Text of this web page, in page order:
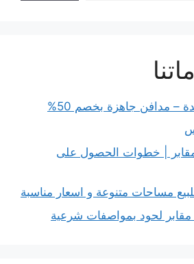
– مدافن جاهزة بخصم 50%
| خطوات الحصول على
مساحات متنوعة و اسعار مناسبة
مقابر لحود بمواصفات شرعية